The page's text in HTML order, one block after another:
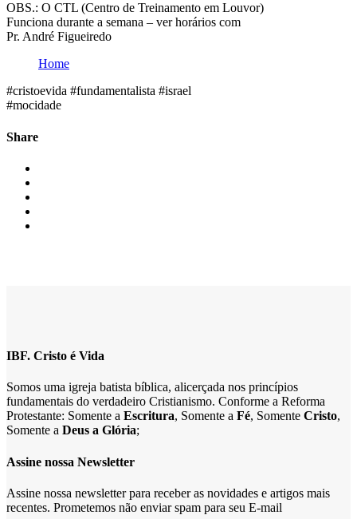
OBS.: O CTL (Centro de Treinamento em Louvor)
Funciona durante a semana – ver horários com
Pr. André Figueiredo
Home
#cristoevida #fundamentalista #israel
#mocidade
Share
IBF. Cristo é Vida
Somos uma igreja batista bíblica, alicerçada nos princípios
fundamentais do verdadeiro Cristianismo. Conforme a Reforma
Protestante: Somente a Escritura, Somente a Fé, Somente Cristo,
Somente a Deus a Glória;
Assine nossa Newsletter
Assine nossa newsletter para receber as novidades e artigos mais
recentes. Prometemos não enviar spam para seu E-mail